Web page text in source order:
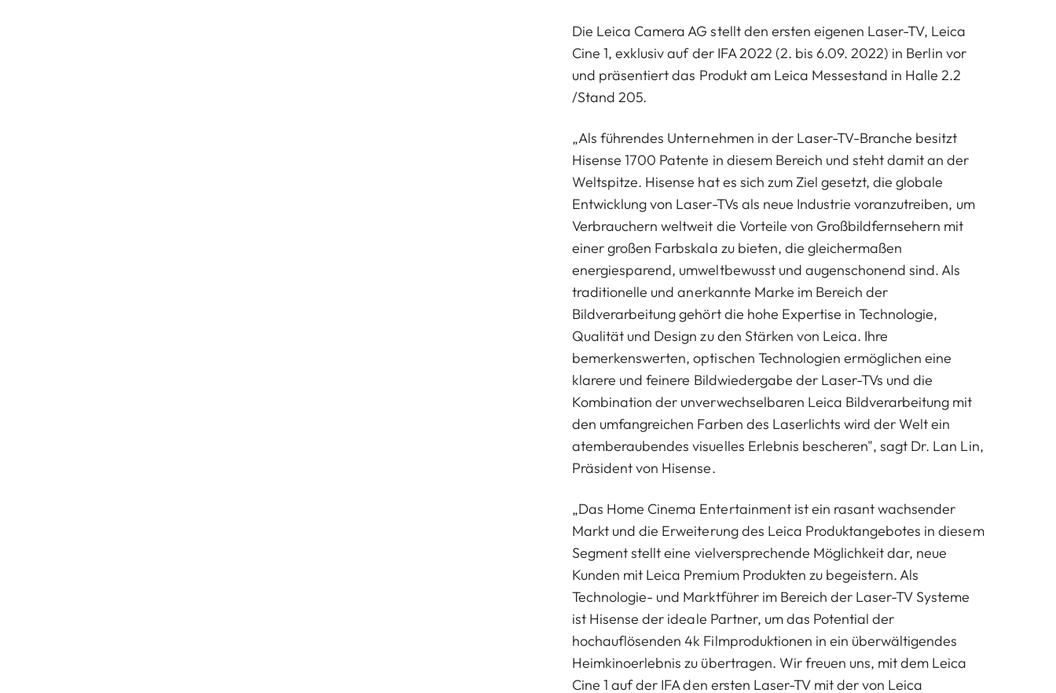
Die Leica Camera AG stellt den ersten eigenen Laser-TV, Leica
Cine 1, exklusiv auf der IFA 2022 (2. bis 6.09. 2022) in Berlin vor
und präsentiert das Produkt am Leica Messestand in Halle 2.2
/Stand 205.
„Als führendes Unternehmen in der Laser-TV-Branche besitzt
Hisense 1700 Patente in diesem Bereich und steht damit an der
Weltspitze. Hisense hat es sich zum Ziel gesetzt, die globale
Entwicklung von Laser-TVs als neue Industrie voranzutreiben, um
Verbrauchern weltweit die Vorteile von Großbildfernsehern mit
einer großen Farbskala zu bieten, die gleichermaßen
energiesparend, umweltbewusst und augenschonend sind. Als
traditionelle und anerkannte Marke im Bereich der
Bildverarbeitung gehört die hohe Expertise in Technologie,
Qualität und Design zu den Stärken von Leica. Ihre
bemerkenswerten, optischen Technologien ermöglichen eine
klarere und feinere Bildwiedergabe der Laser-TVs und die
Kombination der unverwechselbaren Leica Bildverarbeitung mit
den umfangreichen Farben des Laserlichts wird der Welt ein
atemberaubendes visuelles Erlebnis bescheren", sagt Dr. Lan Lin,
Präsident von Hisense.
„Das Home Cinema Entertainment ist ein rasant wachsender
Markt und die Erweiterung des Leica Produktangebotes in diesem
Segment stellt eine vielversprechende Möglichkeit dar, neue
Kunden mit Leica Premium Produkten zu begeistern. Als
Technologie- und Marktführer im Bereich der Laser-TV Systeme
ist Hisense der ideale Partner, um das Potential der
hochauflösenden 4k Filmproduktionen in ein überwältigendes
Heimkinoerlebnis zu übertragen. Wir freuen uns, mit dem Leica
Cine 1 auf der IFA den ersten Laser-TV mit der von Leica